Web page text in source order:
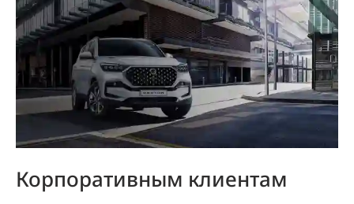
Корпоративным клиентам